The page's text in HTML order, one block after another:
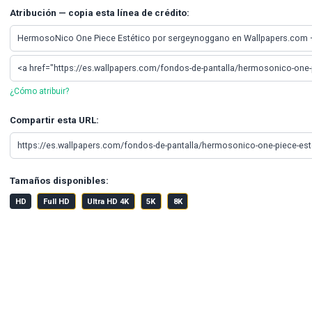
Atribución — copia esta línea de crédito:
¿Cómo atribuir?
Compartir esta URL:
Tamaños disponibles:
HD Full HD Ultra HD 4K 5K 8K